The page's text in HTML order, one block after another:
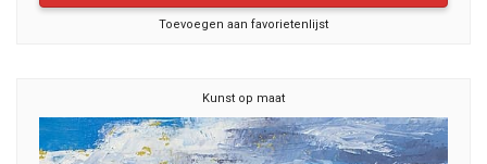
Toevoegen aan favorietenlijst
Kunst op maat